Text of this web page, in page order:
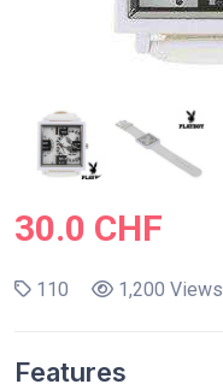
30.0 CHF
110 1,200 Views
Features